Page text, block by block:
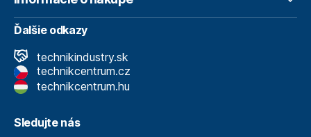
Ďalšie odkazy
technikindustry.sk
technikcentrum.cz
technikcentrum.hu
Sledujte nás